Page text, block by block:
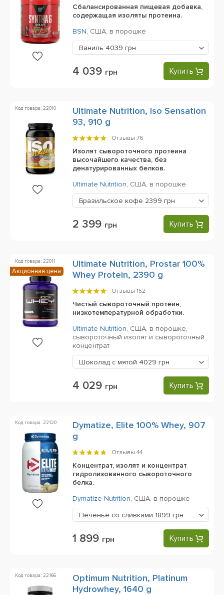
Сбалансированная пищевая добавка,
содержащая изоляты протеина.
BSN, США, в порошке
Ваниль 4039 грн
4 039 грн Купить
Код товара: 22010
Ultimate Nutrition, Iso Sensation
93, 910 g
Отзывы 76
Изолят сывороточного протеина
высочайшего качества, без
денатурированных белков.
Ultimate Nutrition, США, в порошке
Бразильское кофе 2399 грн
2 399 грн Купить
Код товара: 22011
Ultimate Nutrition, Prostar 100%
Whey Protein, 2390 g
Отзывы 152
Чистый сывороточный протеин,
низкотемпературной обработки.
Ultimate Nutrition, США, в порошке,
сывороточный изолят и сывороточный
концентрат
Шоколад с мятой 4029 грн
4 029 грн Купить
Акционная цена
Код товара: 22120
Dymatize, Elite 100% Whey, 907
g
Отзывы 44
Концентрат, изолят и концентрат
гидролизованного сывороточного
белка.
Dymatize Nutrition, США, в порошке
Печенье со сливками 1899 грн
1 899 грн Купить
Код товара: 22166
Optimum Nutrition, Platinum
Hydrowhey, 1640 g